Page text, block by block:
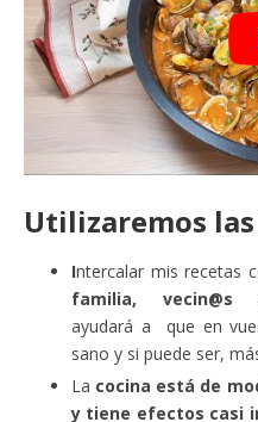
Utilizaremos
Intercalar mis recetas
familia, vecin@s
ayudará a que en
sano y si puede ser,
La cocina está de
y tiene efectos casi